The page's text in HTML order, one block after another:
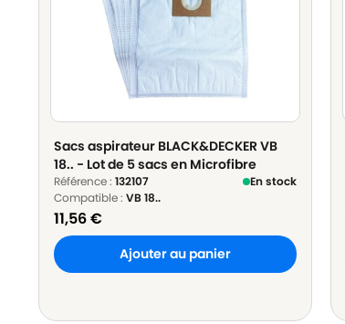
Sacs aspirateur BLACK&DECKER VB
18.. - Lot de 5 sacs en Microfibre
Référence : 132107
En stock
Compatible : VB 18..
11,56€
Ajouter au panier